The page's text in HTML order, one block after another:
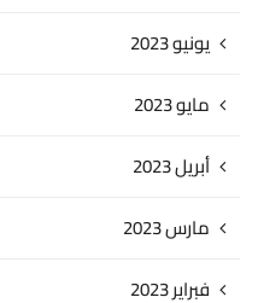
يونيو 2023
مايو 2023
أبريل 2023
مارس 2023
فبراير 2023